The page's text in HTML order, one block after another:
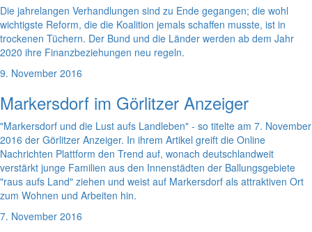
Die jahrelangen Verhandlungen sind zu Ende gegangen; die wohl
wichtigste Reform, die die Koalition jemals schaffen musste, ist in
trockenen Tüchern. Der Bund und die Länder werden ab dem Jahr
2020 ihre Finanzbeziehungen neu regeln.
9. November 2016
Markersdorf im Görlitzer Anzeiger
"Markersdorf und die Lust aufs Landleben" - so titelte am 7. November
2016 der Görlitzer Anzeiger. In ihrem Artikel greift die Online
Nachrichten Plattform den Trend auf, wonach deutschlandweit
verstärkt junge Familien aus den Innenstädten der Ballungsgebiete
"raus aufs Land" ziehen und weist auf Markersdorf als attraktiven Ort
zum Wohnen und Arbeiten hin.
7. November 2016